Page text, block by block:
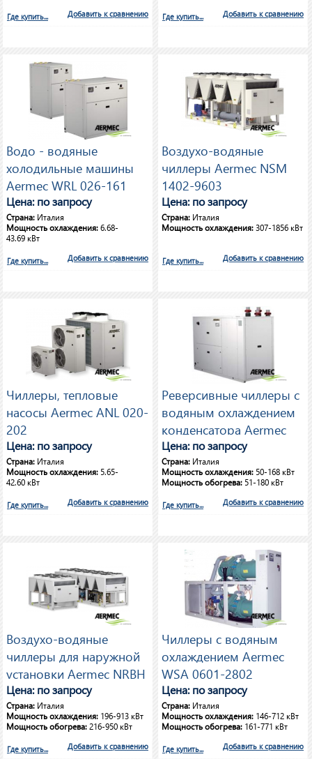
Добавить к сравнению
Где купить... Добавить к сравнению
Где купить...
Водо - водяные
холодильные машины
Aermec WRL 026-161
Цена: по запросу
Страна: Италия
Мощность охлаждения: 6.68-
43.69 кВт
Добавить к сравнению
Где купить...
Воздухо-водяные
чиллеры Aermec NSM
1402-9603
Цена: по запросу
Страна: Италия
Мощность охлаждения:307-1856 кВт
Добавить к сравнению
Где купить...
Чиллеры, тепловые
насосы Aermec ANL 020-
202
Цена: по запросу
Страна: Италия
Мощность охлаждения: 5.65-
42.60 кВт
Добавить к сравнению
Где купить...
Реверсивные чиллеры с
водяным охлаждением
конденсатора Aermec
WRL 180-650
Цена: по запросу
Страна: Италия
Мощность охлаждения: 50-168 кВт
Мощность обогрева: 51-180 кВт
Добавить к сравнению
Где купить...
Воздухо-водяные
чиллеры для наружной
установки Aermec NRBH
0800-3600
Цена: по запросу
Страна: Италия
Мощность охлаждения: 196-913 кВт
Мощность обогрева: 216-950 кВт
Добавить к сравнению
Где купить...
Чиллеры с водяным
охлаждением Aermec
WSA 0601-2802
Цена: по запросу
Страна: Италия
Мощность охлаждения: 146-712 кВт
Мощность обогрева: 161-771 кВт
Добавить к сравнению
Где купить...